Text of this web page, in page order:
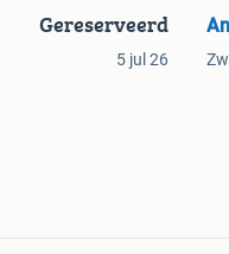
Gereserveerd
5 jul 26